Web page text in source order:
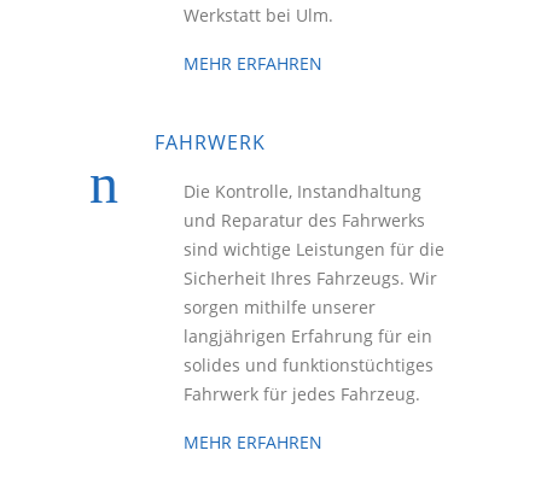
Werkstatt bei Ulm.
MEHR ERFAHREN
FAHRWERK
Die Kontrolle, Instandhaltung
und Reparatur des Fahrwerks
sind wichtige Leistungen für die
Sicherheit Ihres Fahrzeugs. Wir
sorgen mithilfe unserer
langjährigen Erfahrung für ein
solides und funktionstüchtiges
Fahrwerk für jedes Fahrzeug.
MEHR ERFAHREN